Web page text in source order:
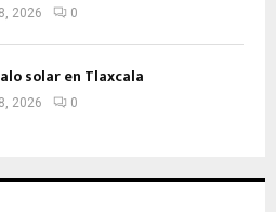
2026 0
solar en Tlaxcala
2026 0